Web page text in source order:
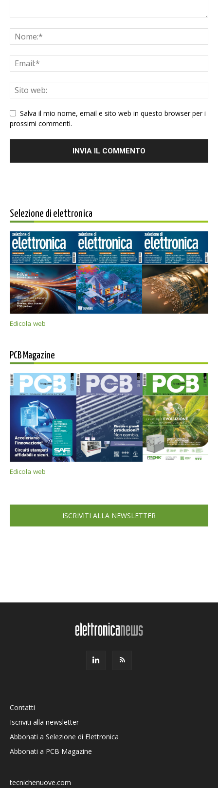
Salva il mio nome, email e sito web in questo browser per i
prossimi commenti.
Selezione di elettronica
Edicola web
PCB Magazine
Edicola web
ISCRIVITI ALLA NEWSLETTER
Contatti
Iscriviti alla newsletter
Abbonati a Selezione di Elettronica
Abbonati a PCB Magazine
tecnichenuove.com